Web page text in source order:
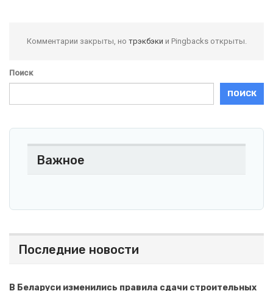
Комментарии закрыты, но трэкбэки и Pingbacks открыты.
Поиск
ПОИСК
Важное
Последние новости
В Беларуси изменились правила сдачи строительных